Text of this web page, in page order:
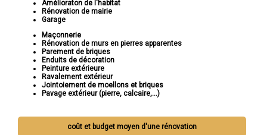
Amélioraton de l'habitat
Rénovation de mairie
Garage
Maçonnerie
Rénovation de murs en pierres apparentes
Parement de briques
Enduits de décoration
Peinture extérieure
Ravalement extérieur
Jointoiement de moellons et briques
Pavage extérieur (pierre, calcaire,...)
coût et budget moyen d'une rénovation